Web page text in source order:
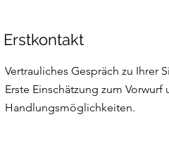
Erstkontakt
Vertrauliches Gespräch zu Ihrer
Erste Einschätzung zum Vorwurf
Handlungsmöglichkeiten.